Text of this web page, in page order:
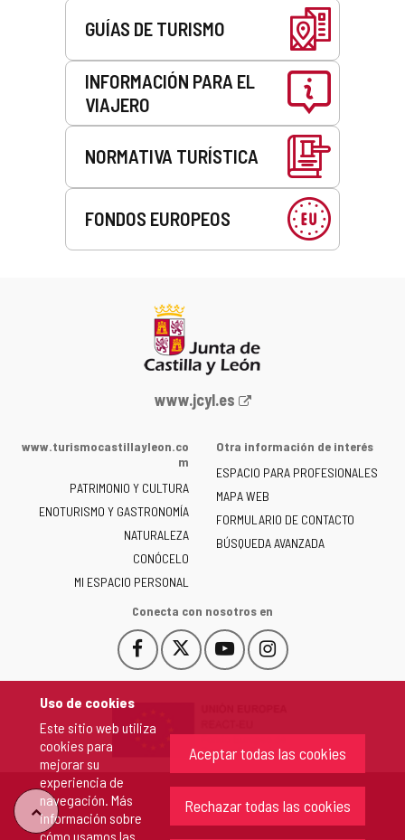
Uso de cookies
Este sitio web utiliza
cookies para
mejorar su
experiencia de
navegación. Más
información sobre
cómo usamos las
Aceptar todas las cookies
Rechazar todas las cookies
GUÍAS DE TURISMO
INFORMACIÓN PARA EL
VIAJERO
NORMATIVA TURÍSTICA
FONDOS EUROPEOS
Portal
la
de
Castilla
y
León
-
www.jcyl.es
www.turismocastillayleon.co
m
PATRIMONIO Y CULTURA
ENOTURISMO Y GASTRONOMÍA
NATURALEZA
CONÓCELO
MI ESPACIO PERSONAL
Otra información de interés
ESPACIO PARA PROFESIONALES
MAPA WEB
FORMULARIO DE CONTACTO
BÚSQUEDA AVANZADA
Conecta con nosotros en
Facebook
Este
enlace
en
nueva.
Este
enlace
una
ventana
nueva.
YouTube
Este
enlace
una
ventana
nueva.
Instagram
Este
enlace
una
ventana
nueva.
"Volver